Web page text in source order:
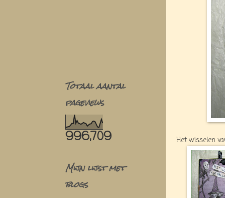
Het wisselen
Totaal aantal
pageviews
996,709
Mijn lijst met
blogs